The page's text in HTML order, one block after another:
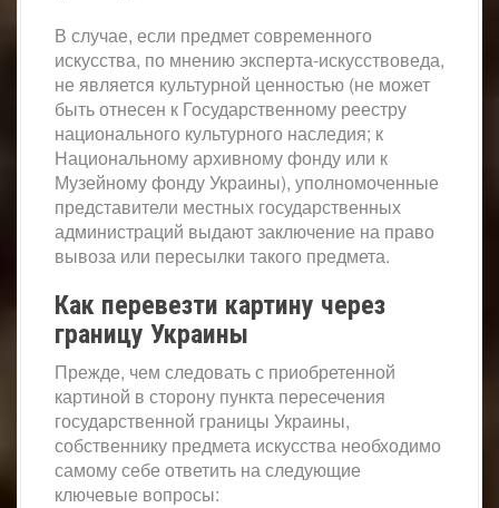
В случае, если предмет современного
искусства, по мнению эксперта-искусствоведа,
не является культурной ценностью (не может
быть отнесен к Государственному реестру
национального культурного наследия; к
Национальному архивному фонду или к
Музейному фонду Украины), уполномоченные
представители местных государственных
администраций выдают заключение на право
вывоза или пересылки такого предмета.
Как перевезти картину через
границу Украины
Прежде, чем следовать с приобретенной
картиной в сторону пункта пересечения
государственной границы Украины,
собственнику предмета искусства необходимо
самому себе ответить на следующие
ключевые вопросы: